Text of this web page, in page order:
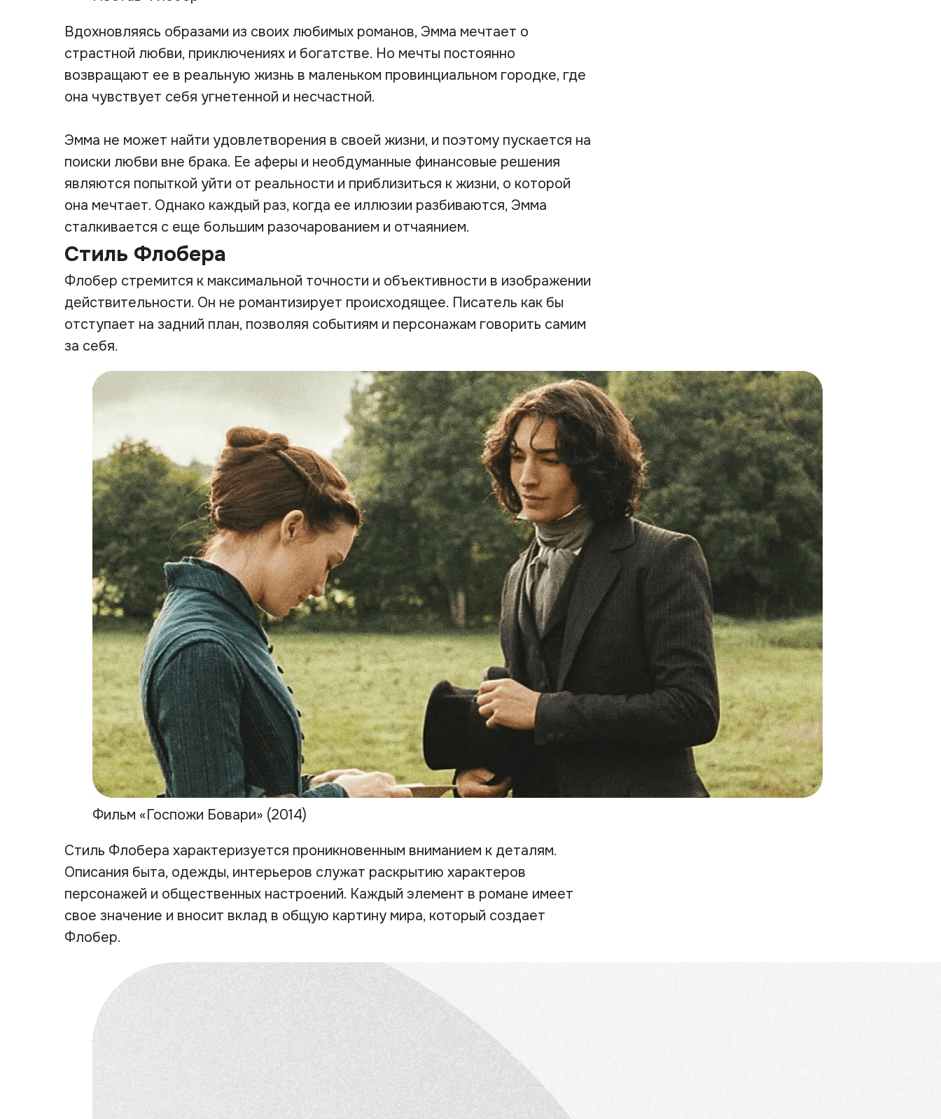
Вдохновляясь образами из своих любимых романов, Эмма мечтает о
страстной любви, приключениях и богатстве. Но мечты постоянно
возвращают ее в реальную жизнь в маленьком провинциальном городке, где
она чувствует себя угнетенной и несчастной.
Эмма не может найти удовлетворения в своей жизни, и поэтому пускается на
поиски любви вне брака. Ее аферы и необдуманные финансовые решения
являются попыткой уйти от реальности и приблизиться к жизни, о которой
она мечтает. Однако каждый раз, когда ее иллюзии разбиваются, Эмма
сталкивается с еще большим разочарованием и отчаянием.
Стиль Флобера
Флобер стремится к максимальной точности и объективности в изображении
действительности. Он не романтизирует происходящее. Писатель как бы
отступает на задний план, позволяя событиям и персонажам говорить самим
за себя.
Фильм «Госпожи Бовари» (2014)
Стиль Флобера характеризуется проникновенным вниманием к деталям.
Описания быта, одежды, интерьеров служат раскрытию характеров
персонажей и общественных настроений. Каждый элемент в романе имеет
свое значение и вносит вклад в общую картину мира, который создает
Флобер.